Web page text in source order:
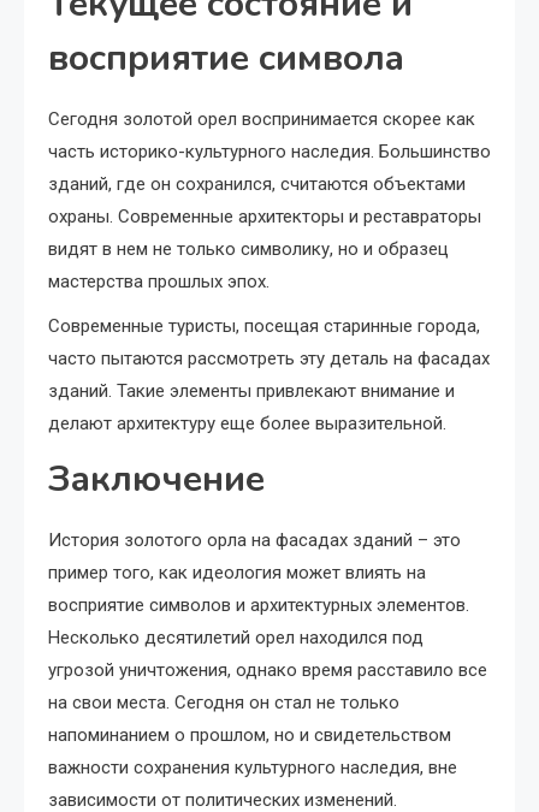
восприятие символа
Сегодня золотой орел воспринимается скорее как
часть историко-культурного наследия. Большинство
зданий, где он сохранился, считаются объектами
охраны. Современные архитекторы и реставраторы
видят в нем не только символику, но и образец
мастерства прошлых эпох.
Современные туристы, посещая старинные города,
часто пытаются рассмотреть эту деталь на фасадах
зданий. Такие элементы привлекают внимание и
делают архитектуру еще более выразительной.
Заключение
История золотого орла на фасадах зданий – это
пример того, как идеология может влиять на
восприятие символов и архитектурных элементов.
Несколько десятилетий орел находился под
угрозой уничтожения, однако время расставило все
на свои места. Сегодня он стал не только
напоминанием о прошлом, но и свидетельством
важности сохранения культурного наследия, вне
зависимости от политических изменений.